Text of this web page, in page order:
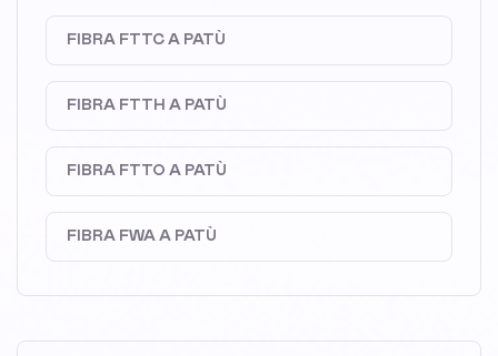
FIBRA FTTC A PATÙ
FIBRA FTTH A PATÙ
FIBRA FTTO A PATÙ
FIBRA FWA A PATÙ